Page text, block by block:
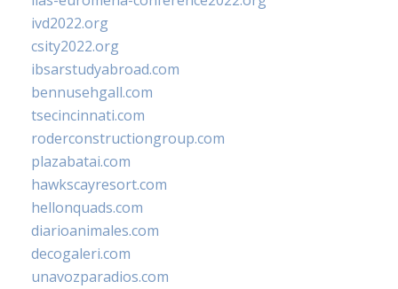
ivd2022.org
csity2022.org
ibsarstudyabroad.com
bennusehgall.com
tsecincinnati.com
roderconstructiongroup.com
plazabatai.com
hawkscayresort.com
hellonquads.com
diarioanimales.com
decogaleri.com
unavozparadios.com